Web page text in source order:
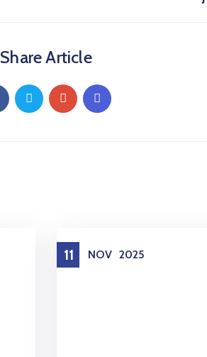
Share Article
11 NOV 2025